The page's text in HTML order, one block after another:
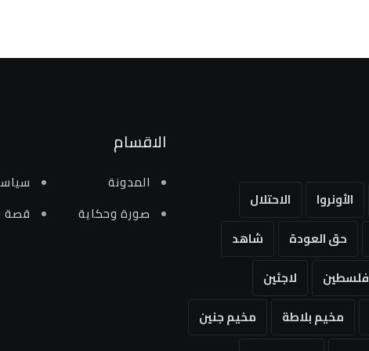
الأونروا
الاحتلال
حق العودة
شاهد
فلسطين
لاجئين
مخيم بلاطة
مخيم جنين
الاقسام
المدونة
صورة وحكاية
قصة